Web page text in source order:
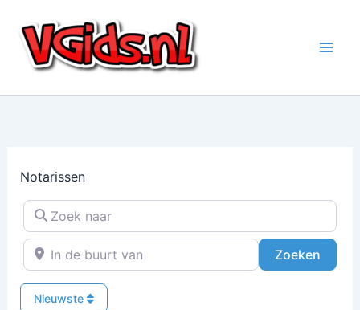
naar
inhoud
Notarissen
Zoek naar
In de buurt van
Zoeken
Nieuwste